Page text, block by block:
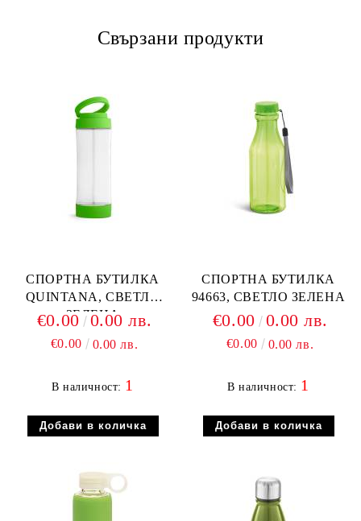
Свързани продукти
СПОРТНА БУТИЛКА
QUINTANA, СВЕТЛО
ЗЕЛЕНА
€0.00 0.00 лв.
€0.00 0.00 лв.
В наличност: 1
СПОРТНА БУТИЛКА
94663, СВЕТЛО ЗЕЛЕНА
€0.00 0.00 лв.
€0.00 0.00 лв.
В наличност: 1